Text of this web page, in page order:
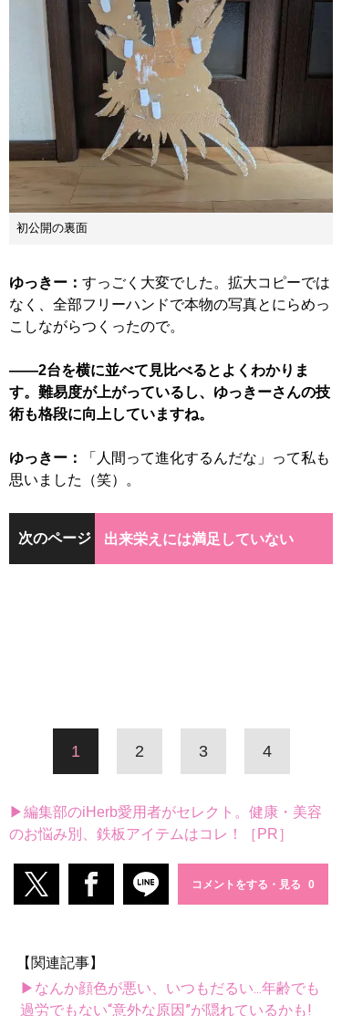
初公開の裏面
ゆっきー： すっごく大変でした。拡大コピーでは
なく、全部フリーハンドで本物の写真とにらめっ
こしながらつくったので。
――2台を横に並べて見比べるとよくわかりま
す。難易度が上がっているし、ゆっきーさんの技
術も格段に向上していますね。
ゆっきー：
「人間って進化するんだな」って私も
思いました（笑）。
次のページ 出来栄えには満足していない
1 2 3 4
▶編集部のiHerb愛用者がセレクト。健康・美容
のお悩み別、鉄板アイテムはコレ！［PR］
コメントをする・見る
【関連記事】
▶なんか顔色が悪い、いつもだるい...年齢でも
過労でもない“意外な原因”が隠れているかも!